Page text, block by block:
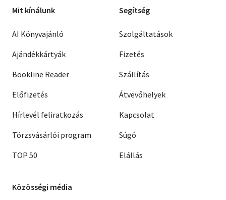
Mit kínálunk
AI Könyvajánló
Ajándékkártyák
Bookline Reader
Előfizetés
Hírlevél feliratkozás
Törzsvásárlói program
TOP 50
Segítség
Szolgáltatások
Fizetés
Szállítás
Átvevőhelyek
Kapcsolat
Súgó
Elállás
Közösségi média